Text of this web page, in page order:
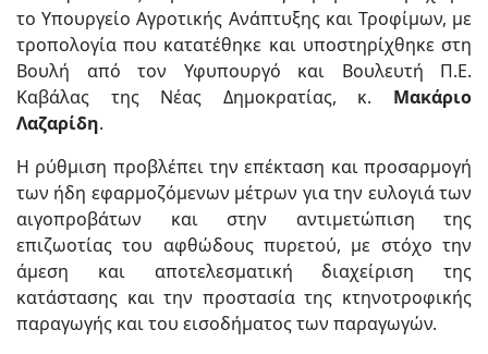
το Υπουργείο Αγροτικής Ανάπτυξης και Τροφίμων, με
τροπολογία που κατατέθηκε και υποστηρίχθηκε στη
Βουλή από τον Υφυπουργό και Βουλευτή Π.Ε.
Καβάλας της Νέας Δημοκρατίας, κ. Μακάριο
Λαζαρίδη.
Η ρύθμιση προβλέπει την επέκταση και προσαρμογή
των ήδη εφαρμοζόμενων μέτρων για την ευλογιά των
αιγοπροβάτων και στην αντιμετώπιση της
επιζωοτίας του αφθώδους πυρετού, με στόχο την
άμεση και αποτελεσματική διαχείριση της
κατάστασης και την προστασία της κτηνοτροφικής
παραγωγής και του εισοδήματος των παραγωγών.